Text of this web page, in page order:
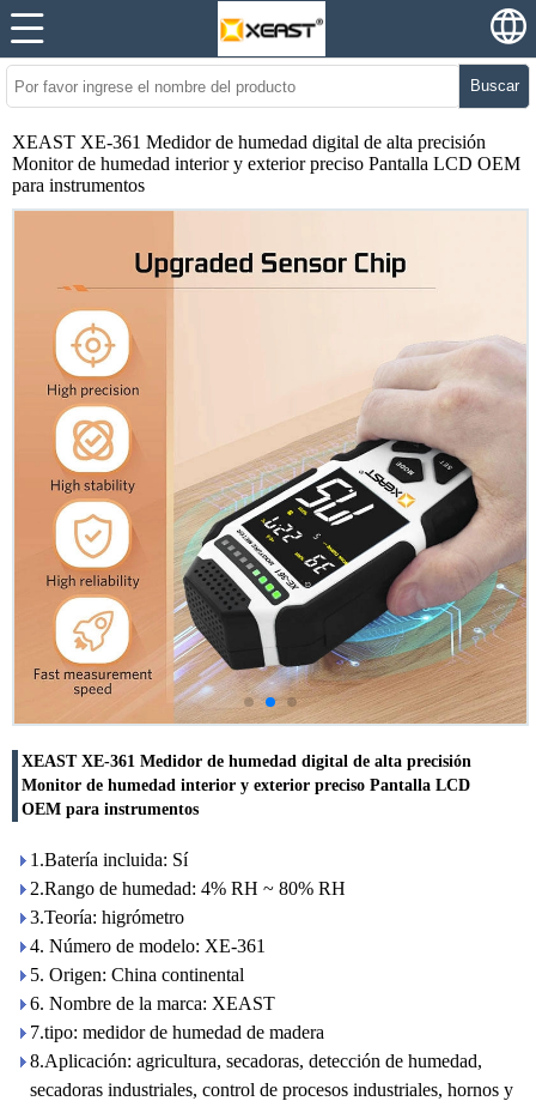
Buscar
XEAST XE-361 Medidor de humedad digital de alta precisión
Monitor de humedad interior y exterior preciso Pantalla LCD OEM
para instrumentos
XEAST XE-361 Medidor de humedad digital de alta precisión
Monitor de humedad interior y exterior preciso Pantalla LCD
OEM para instrumentos
1.Batería incluida: Sí
2.Rango de humedad: 4% RH ~ 80% RH
3.Teoría: higrómetro
4. Número de modelo: XE-361
5. Origen: China continental
6. Nombre de la marca: XEAST
7.tipo: medidor de humedad de madera
8.Aplicación: agricultura, secadoras, detección de humedad,
secadoras industriales, control de procesos industriales, hornos y